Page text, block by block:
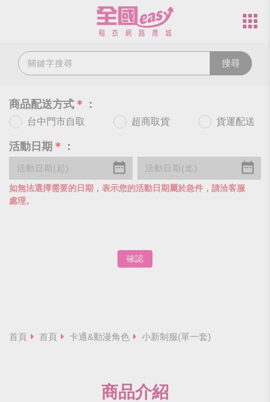
搜尋
商品配送方式 ＊ ：
台中門市自取 超商取貨 貨運配送
活動日期 ＊ ：
如無法選擇需要的日期，表示您的活動日期屬於急件，請洽客服
處理。
確認
首頁 首頁 卡通&動漫角色 小新制服(單一套)
商品介紹